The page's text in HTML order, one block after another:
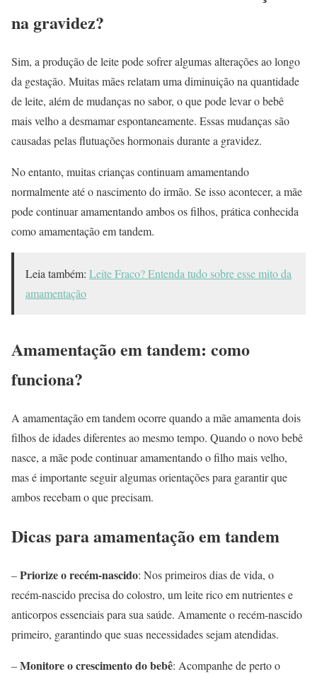
na gravidez?
Sim, a produção de leite pode sofrer algumas alterações ao longo
da gestação. Muitas mães relatam uma diminuição na quantidade
de leite, além de mudanças no sabor, o que pode levar o bebê
mais velho a desmamar espontaneamente. Essas mudanças são
causadas pelas flutuações hormonais durante a gravidez.
No entanto, muitas crianças continuam amamentando
normalmente até o nascimento do irmão. Se isso acontecer, a mãe
pode continuar amamentando ambos os filhos, prática conhecida
como amamentação em tandem.
Leia também: Leite Fraco? Entenda tudo sobre esse mito da
amamentação
Amamentação em tandem: como
funciona?
A amamentação em tandem ocorre quando a mãe amamenta dois
filhos de idades diferentes ao mesmo tempo. Quando o novo bebê
nasce, a mãe pode continuar amamentando o filho mais velho,
mas é importante seguir algumas orientações para garantir que
ambos recebam o que precisam.
Dicas para amamentação em tandem
–Priorize o recém-nascido: Nos primeiros dias de vida, o
recém-nascido precisa do colostro, um leite rico em nutrientes e
anticorpos essenciais para sua saúde. Amamente o recém-nascido
primeiro, garantindo que suas necessidades sejam atendidas.
–Monitore o crescimento do bebê: Acompanhe de perto o